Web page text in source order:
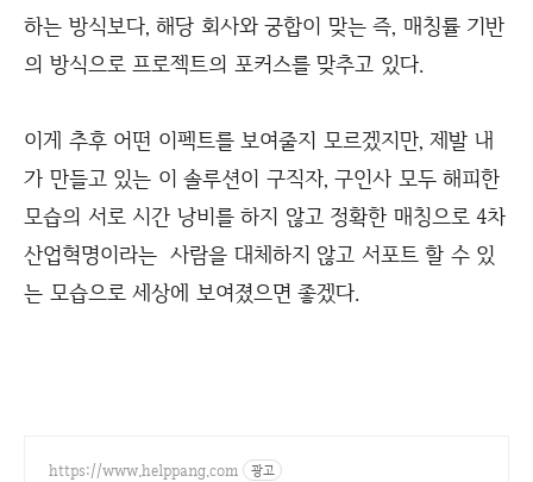
하는 방식보다, 해당 회사와 궁합이 맞는 즉, 매칭률 기반
의 방식으로 프로젝트의 포커스를 맞추고 있다.
이게 추후 어떤 이펙트를 보여줄지 모르겠지만, 제발 내
가 만들고 있는 이 솔루션이 구직자, 구인사 모두 해피한
모습의 서로 시간 낭비를 하지 않고 정확한 매칭으로 4차
산업혁명이라는 사람을 대체하지 않고 서포트 할 수 있
는 모습으로 세상에 보여졌으면 좋겠다.
https://www.helppang.com 광고